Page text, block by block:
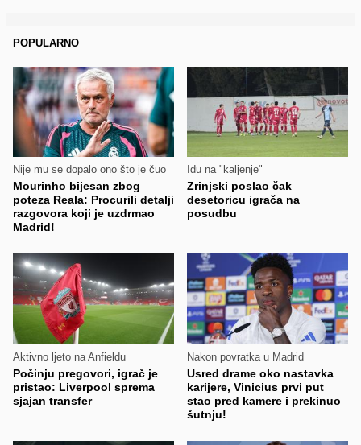
POPULARNO
Nije mu se dopalo ono što je čuo
Mourinho bijesan zbog
poteza Reala: Procurili detalji
razgovora koji je uzdrmao
Madrid!
Idu na "kaljenje"
Zrinjski poslao čak
desetoricu igrača na
posudbu
Aktivno ljeto na Anfieldu
Počinju pregovori, igrač je
pristao: Liverpool sprema
sjajan transfer
Nakon povratka u Madrid
Usred drame oko nastavka
karijere, Vinicius prvi put
stao pred kamere i prekinuo
šutnju!